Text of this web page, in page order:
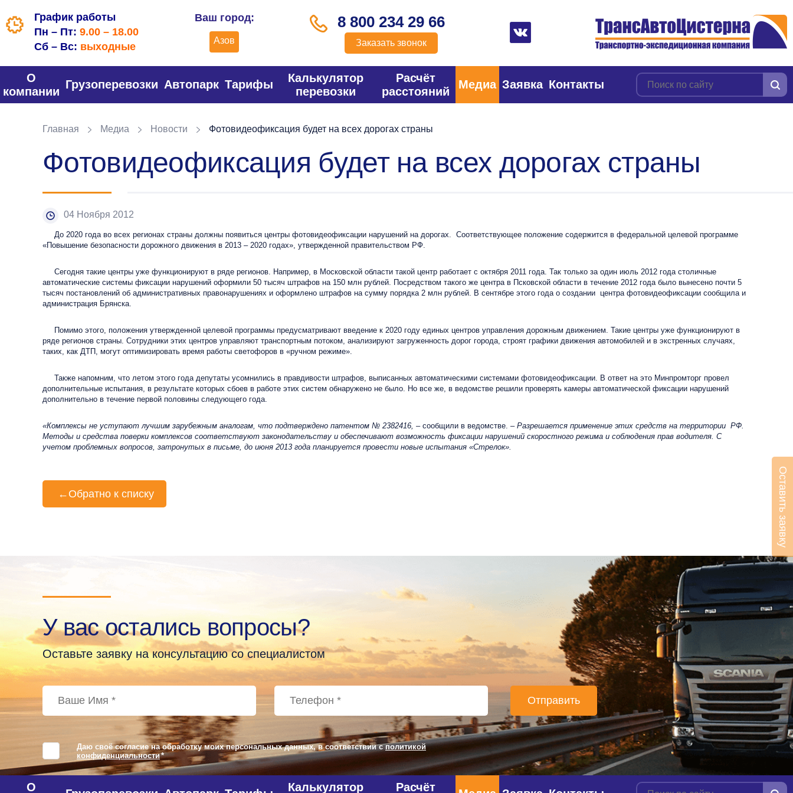
График работы
Пн – Пт: 9.00 – 18.00
Сб – Вс: выходные
Ваш город:
Азов
8 800 234 29 66
Заказать звонок
О
компании
Грузоперевозки Автопарк Тарифы
Калькулятор
перевозки
Расчёт
расстояний
Медиа Заявка Контакты
Главная Медиа Новости Фотовидеофиксация будет на всех дорогах страны
Фотовидеофиксация будет на всех дорогах страны
04 Ноября 2012
До 2020 года во всех регионах страны должны появиться центры фотовидеофиксации нарушений на дорогах. Соответствующее положение содержится в федеральной целевой программе
«Повышение безопасности дорожного движения в 2013 – 2020 годах», утвержденной правительством РФ.
Сегодня такие центры уже функционируют в ряде регионов. Например, в Московской области такой центр работает с октября 2011 года. Так только за один июль 2012 года столичные
автоматические системы фиксации нарушений оформили 50 тысяч штрафов на 150 млн рублей. Посредством такого же центра в Псковской области в течение 2012 года было вынесено почти 5
тысяч постановлений об административных правонарушениях и оформлено штрафов на сумму порядка 2 млн рублей. В сентябре этого года о создании центра фотовидеофиксации сообщила и
администрация Брянска.
Помимо этого, положения утвержденной целевой программы предусматривают введение к 2020 году единых центров управления дорожным движением. Такие центры уже функционируют в
ряде регионов страны. Сотрудники этих центров управляют транспортным потоком, анализируют загруженность дорог города, строят графики движения автомобилей и в экстренных случаях,
таких, как ДТП, могут оптимизировать время работы светофоров в «ручном режиме».
Также напомним, что летом этого года депутаты усомнились в правдивости штрафов, выписанных автоматическими системами фотовидеофиксации. В ответ на это Минпромторг провел
дополнительные испытания, в результате которых сбоев в работе этих систем обнаружено не было. Но все же, в ведомстве решили проверять камеры автоматической фиксации нарушений
дополнительно в течение первой половины следующего года.
«Комплексы не уступают лучшим зарубежным аналогам, что подтверждено патентом № 2382416, – сообщили в ведомстве. – Разрешается применение этих средств на территории РФ.
Методы и средства поверки комплексов соответствуют законодательству и обеспечивают возможность фиксации нарушений скоростного режима и соблюдения прав водителя. С
учетом проблемных вопросов, затронутых в письме, до июня 2013 года планируется провести новые испытания «Стрелок».
← Обратно к списку
У вас остались вопросы?
Оставьте заявку на консультацию со специалистом
Даю своё согласие на обработку моих персональных данных, в соответствии сполитикой
конфиденциальности*
О Калькулятор Расчёт
Оставить заявку